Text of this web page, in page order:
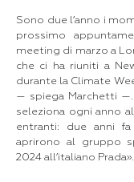
Sono due l’anno i
prossimo
meeting di marzo a
che ci ha riuniti a
durante la Climate
— spiega Marchetti
seleziona ogni anno
entranti: due anni
aprirono al gruppo
2024 all’italiano Prada».